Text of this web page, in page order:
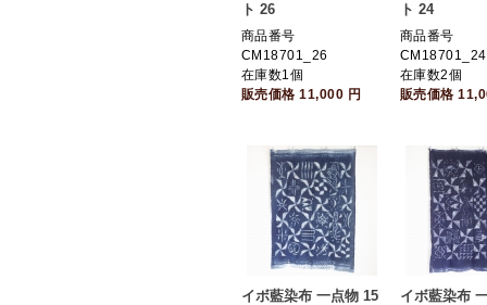
ト 26
商品番号
CM18701_26
在庫数1個
販売価格11,000 円
ト 24
商品番号
CM18701_24
在庫数2個
販売価格
イボ藍染布 一点物 15 イボ藍染布